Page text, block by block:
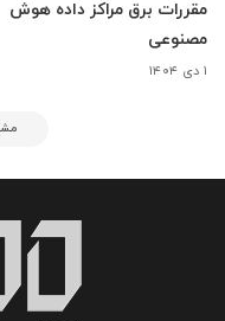
مقررات برق مراکز داده هوش
مصنوعی
۱ دی ۱۴۰۴